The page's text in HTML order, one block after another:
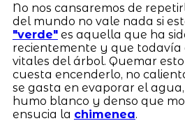
No nos cansaremos de
del mundo no vale nada si
"verde"es aquella que ha
recientemente y que todavía
vitales del árbol. Quemar
cuesta encenderlo, no
se gasta en evaporar el
humo blanco y denso que
ensucia la chimenea.